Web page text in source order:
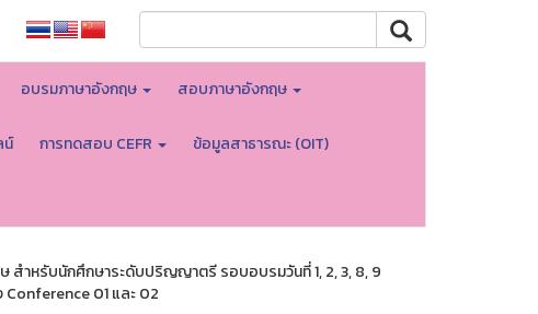
อบรมภาษาอังกฤษ สอบภาษาอังกฤษ
น์ การทดสอบ CEFR ข้อมูลสาธารณะ (OIT)
ำหรับนักศึกษาระดับปริญญาตรี รอบอบรมวันที่ 1, 2, 3, 8, 9
01 และ 02